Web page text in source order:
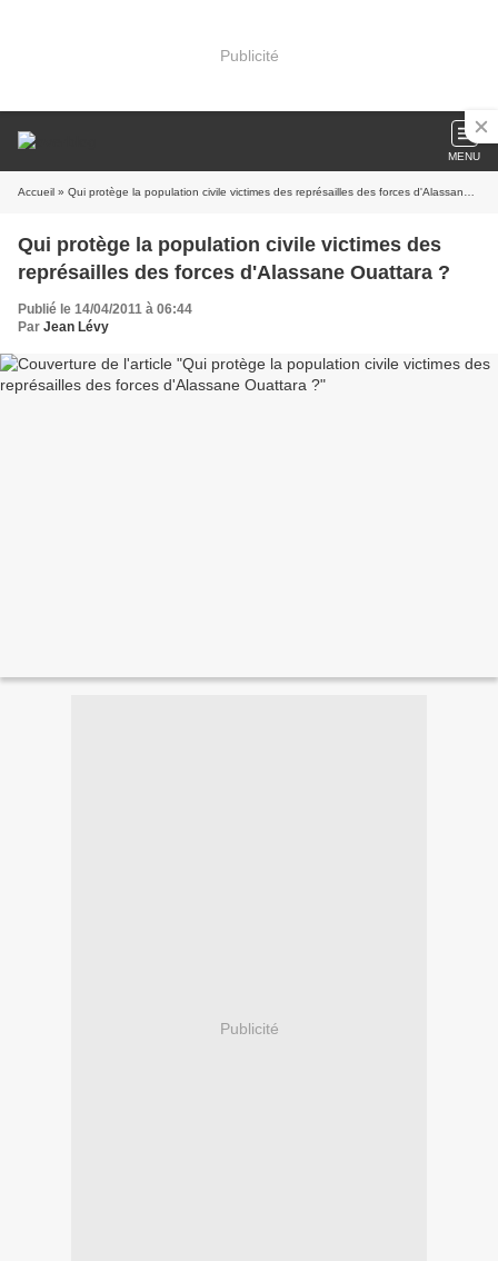
Publicité
MENU
Accueil » Qui protège la population civile victimes des représailles des forces d'Alassane Ouattara ?
Qui protège la population civile victimes des
représailles des forces d'Alassane Ouattara ?
Publié le 14/04/2011 à 06:44
Par Jean Lévy
Publicité